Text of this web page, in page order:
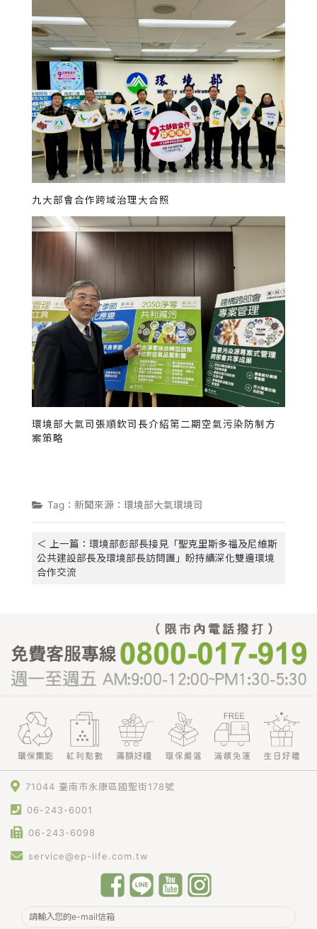
九大部會合作跨域治理大合照
環境部大氣司張順欽司長介紹第二期空氣污染防制方
案策略
Tag：新聞來源：環境部大氣環境司
＜ 上一篇：環境部彭部長接見「聖克里斯多福及尼維斯
公共建設部長及環境部長訪問團」盼持續深化雙邊環境
合作交流
71044 臺南市永康區國聖街178號
06-243-6001
06-243-6098
service@ep-life.com.tw